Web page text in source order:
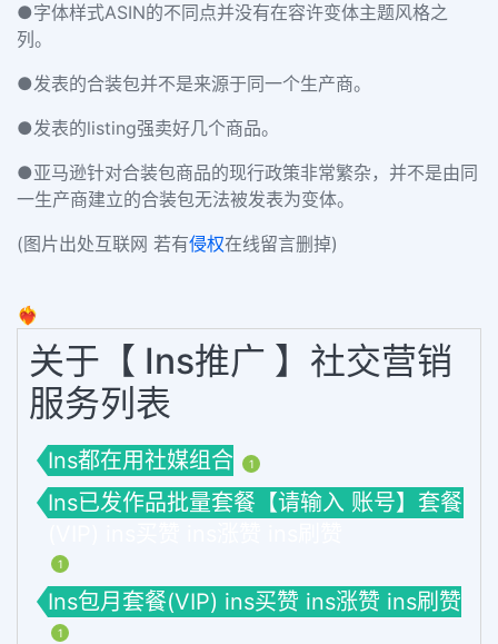
●字体样式ASIN的不同点并没有在容许变体主题风格之
列。
●发表的合装包并不是来源于同一个生产商。
●发表的listing强卖好几个商品。
●亚马逊针对合装包商品的现行政策非常繁杂，并不是由同
一生产商建立的合装包无法被发表为变体。
(图片出处互联网 若有侵权在线留言删掉)
❤️‍🔥
关于【 Ins推广 】社交营销
服务列表
Ins都在用社媒组合 1
Ins已发作品批量套餐【请输入 账号】套餐
1
Ins包月套餐(VIP) ins买赞 ins涨赞 ins刷赞
1